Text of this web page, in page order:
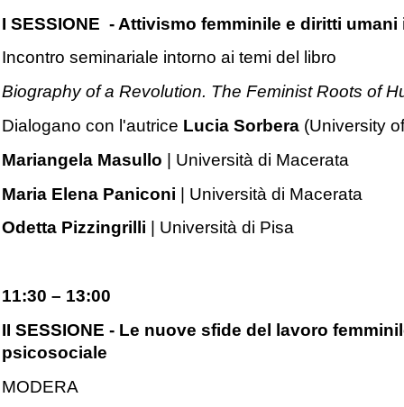
I SESSIONE - Attivismo femminile e diritti umani
Incontro seminariale intorno ai temi del libro
Biography of a Revolution. The Feminist Roots of
Dialogano con l'autrice Lucia Sorbera (University
Mariangela Masullo | Università di Macerata
Maria Elena Paniconi | Università di Macerata
Odetta Pizzingrilli | Università di Pisa
11:30 – 13:00
II SESSIONE - Le nuove sfide del lavoro
psicosociale
MODERA